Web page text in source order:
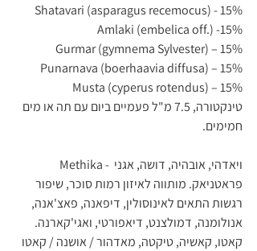
Shatavari (asparagus recemocus) - 15%
Amlaki (embelica off.) -15%
Gurmar (gymnema Sylvester) – 15%
Punarnava (boerhaavia diffusa) – 15%
Musta (cyperus rotendus) – 15%
טינקטורה, 7.5 מ"ל פעמיים ביום עם תה או מים
חמימים.
Methika - ויאדהי, אובהיה, דושה, אגני
פראטניאק. מותווה לאיזון רמות סוכר, שיפור
רגשות התאים לאינוסולין, דיפאנה, פאצ'אנה,
אנולומנה, דמולצנט, דיאפורטי, ואגי'קארנה.
קאטו, קאשיה, טיקטה, מאדהור / אושנה / קאטו